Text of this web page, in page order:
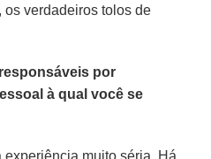
verdadeiros tolos de
por
à qual você se
muito séria. Há